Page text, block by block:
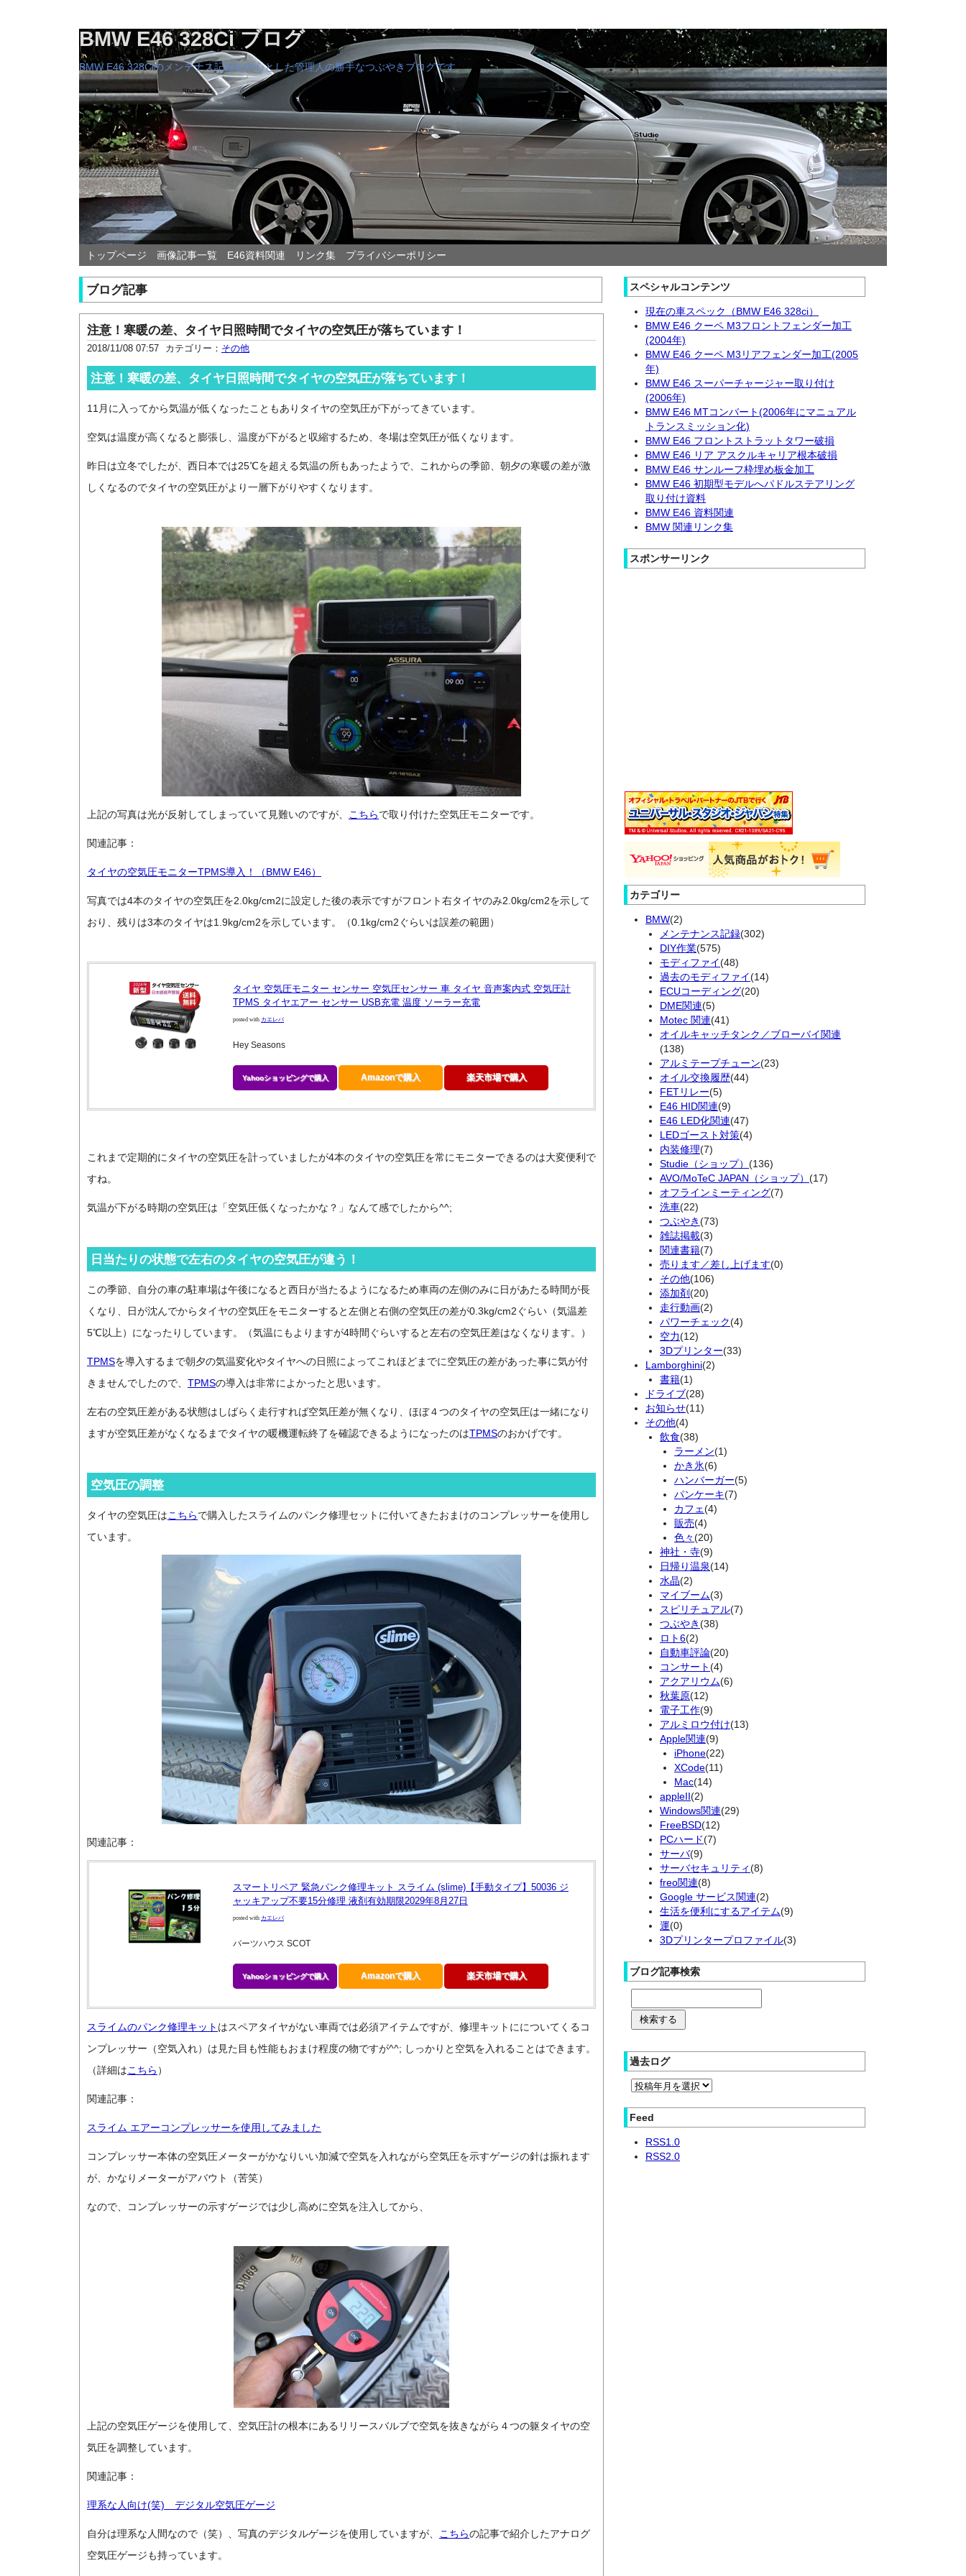
BMW E46 328Ci ブログ
BMW E46 328Ciのメンテナス記録を中心とした管理人の勝手なつぶやきブログです。
トップページ 画像記事一覧 E46資料関連 リンク集 プライバシーポリシー
ブログ記事
注意！寒暖の差、タイヤ日照時間でタイヤの空気圧が落ちています！
2018/11/08 07:57 カテゴリー： その他
注意！寒暖の差、タイヤ日照時間でタイヤの空気圧が落ちています！
11月に入ってから気温が低くなったこともありタイヤの空気圧が下がってきています。
空気は温度が高くなると膨張し、温度が下がると収縮するため、冬場は空気圧が低くなります。
昨日は立冬でしたが、西日本では25℃を超える気温の所もあったようで、これからの季節、朝夕の寒暖の差が激
しくなるのでタイヤの空気圧がより一層下がりやすくなります。
上記の写真は光が反射してしまっていて見難いのですが、 こちらで取り付けた空気圧モニターです。
関連記事：
タイヤの空気圧モニターTPMS導入！（BMW E46）
写真では4本のタイヤの空気圧を2.0kg/cm2に設定した後の表示ですがフロント右タイヤのみ2.0kg/cm2を示して
おり、残りは3本のタイヤは1.9kg/cm2を示しています。（0.1kg/cm2ぐらいは誤差の範囲）
タイヤ 空気圧モニター センサー 空気圧センサー 車 タイヤ 音声案内式 空気圧計
TPMS タイヤエアー センサー USB充電 温度 ソーラー充電
posted with カエレバ
Hey Seasons
Yahooショッピングで購入 Amazonで購入 楽天市場で購入
これまで定期的にタイヤの空気圧を計っていましたが4本のタイヤの空気圧を常にモニターできるのは大変便利で
すね。
気温が下がる時期の空気圧は「空気圧低くなったかな？」なんて感でしたから^^;
日当たりの状態で左右のタイヤの空気圧が違う！
この季節、自分の車の駐車場は午後になると西日が当たるようになるため車両の左側のみに日があたる時間が長
くなり、日が沈んでからタイヤの空気圧をモニターすると左側と右側の空気圧の差が0.3kg/cm2ぐらい（気温差
5℃以上）になったりしています。（気温にもよりますが4時間ぐらいすると左右の空気圧差はなくなります。）
TPMSを導入するまで朝夕の気温変化やタイヤへの日照によってこれほどまでに空気圧の差があった事に気が付
きませんでしたので、 TPMSの導入は非常によかったと思います。
左右の空気圧差がある状態はしばらく走行すれば空気圧差が無くなり、ほぼ４つのタイヤの空気圧は一緒になり
ますが空気圧差がなくなるまでタイヤの暖機運転終了を確認できるようになったのはTPMSのおかげです。
空気圧の調整
タイヤの空気圧はこちらで購入したスライムのパンク修理セットに付いてきたおまけのコンプレッサーを使用し
ています。
関連記事：
スマートリペア 緊急パンク修理キット スライム (slime)【手動タイプ】50036 ジ
ャッキアップ不要15分修理 液剤有効期限2029年8月27日
posted with カエレバ
パーツハウス SCOT
Yahooショッピングで購入 Amazonで購入 楽天市場で購入
スライムのパンク修理キット はスペアタイヤがない車両では必須アイテムですが、修理キットにについてくるコ
ンプレッサー（空気入れ）は見た目も性能もおまけ程度の物ですが^^; しっかりと空気を入れることはできます。
（詳細はこちら ）
関連記事：
スライム エアーコンプレッサーを使用してみました
コンプレッサー本体の空気圧メーターがかなりいい加減で空気を入れながら空気圧を示すゲージの針は振れます
が、かなりメーターがアバウト（苦笑）
なので、コンプレッサーの示すゲージでは少し高めに空気を注入してから、
上記の空気圧ゲージを使用して、空気圧計の根本にあるリリースバルブで空気を抜きながら４つの躯タイヤの空
気圧を調整しています。
関連記事：
理系な人向け(笑) デジタル空気圧ゲージ
自分は理系な人間なので（笑）、写真のデジタルゲージを使用していますが、 こちらの記事で紹介したアナログ
空気圧ゲージも持っています。
スペシャルコンテンツ
現在の車スペック（BMW E46 328ci）
BMW E46 クーペ M3フロントフェンダー加工
(2004年)
BMW E46 クーペ M3リアフェンダー加工(2005
年)
BMW E46 スーパーチャージャー取り付け
(2006年)
BMW E46 MTコンバート(2006年にマニュアル
トランスミッション化)
BMW E46 フロントストラットタワー破損
BMW E46 リア アスクルキャリア根本破損
BMW E46 サンルーフ枠埋め板金加工
BMW E46 初期型モデルへパドルステアリング
取り付け資料
BMW E46 資料関連
BMW 関連リンク集
スポンサーリンク
カテゴリー
BMW(2)
メンテナンス記録(302)
DIY作業(575)
モディファイ(48)
過去のモディファイ(14)
ECUコーディング(20)
DME関連(5)
Motec 関連(41)
オイルキャッチタンク／ブローバイ関連
(138)
アルミテープチューン(23)
オイル交換履歴(44)
FETリレー(5)
E46 HID関連(9)
E46 LED化関連(47)
LEDゴースト対策(4)
内装修理(7)
Studie（ショップ） (136)
AVO/MoTeC JAPAN（ショップ） (17)
オフラインミーティング(7)
洗車(22)
つぶやき(73)
雑誌掲載(3)
関連書籍(7)
売ります／差し上げます(0)
その他(106)
添加剤(20)
走行動画(2)
パワーチェック(4)
空力(12)
3Dプリンター(33)
Lamborghini(2)
書籍(1)
ドライブ(28)
お知らせ(11)
その他(4)
飲食(38)
ラーメン(1)
かき氷(6)
ハンバーガー(5)
パンケーキ(7)
カフェ(4)
販売(4)
色々(20)
神社・寺(9)
日帰り温泉(14)
水晶(2)
マイブーム(3)
スピリチュアル(7)
つぶやき(38)
ロト6(2)
自動車評論(20)
コンサート(4)
アクアリウム(6)
秋葉原(12)
電子工作(9)
アルミロウ付け(13)
Apple関連(9)
iPhone(22)
XCode(11)
Mac(14)
appleII(2)
Windows関連(29)
FreeBSD(12)
PCハード(7)
サーバ(9)
サーバセキュリティ(8)
freo関連(8)
Google サービス関連(2)
生活を便利にするアイテム(9)
運(0)
3Dプリンタープロファイル(3)
ブログ記事検索
過去ログ
Feed
RSS1.0
RSS2.0